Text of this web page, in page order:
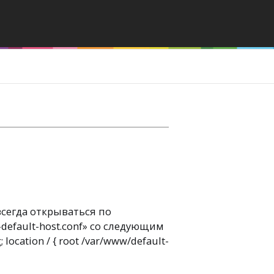
открываться по
host.conf» со следующим
location / { root /var/www/default-